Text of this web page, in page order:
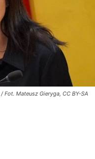
Mateusz Gieryga, CC BY-SA